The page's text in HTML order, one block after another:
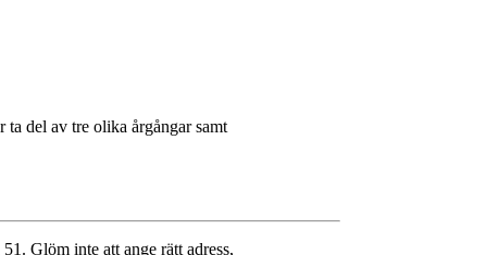
del av tre olika årgångar samt
Glöm inte att ange rätt adress,